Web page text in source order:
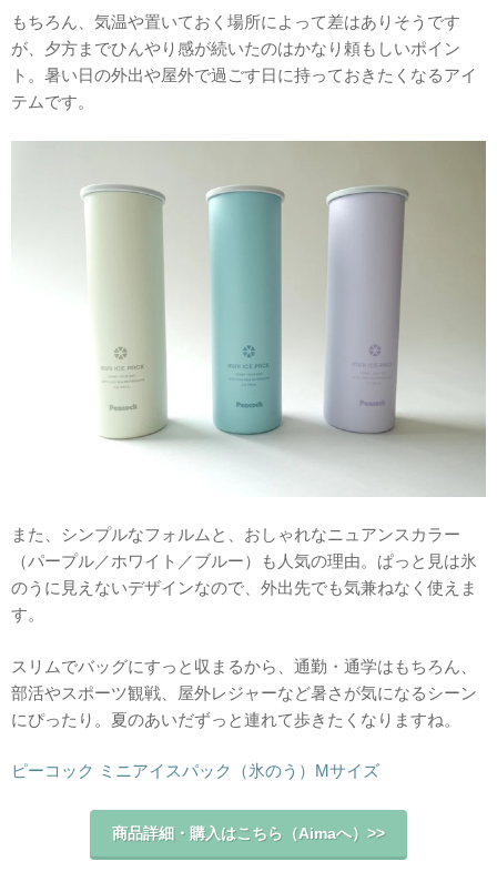
もちろん、気温や置いておく場所によって差はありそうです
が、夕方までひんやり感が続いたのはかなり頼もしいポイン
ト。暑い日の外出や屋外で過ごす日に持っておきたくなるアイ
テムです。
また、シンプルなフォルムと、おしゃれなニュアンスカラー
（パープル／ホワイト／ブルー）も人気の理由。ぱっと見は氷
のうに見えないデザインなので、外出先でも気兼ねなく使えま
す。
スリムでバッグにすっと収まるから、通勤・通学はもちろん、
部活やスポーツ観戦、屋外レジャーなど暑さが気になるシーン
にぴったり。夏のあいだずっと連れて歩きたくなりますね。
ピーコック ミニアイスパック（氷のう）Mサイズ
商品詳細・購入はこちら（Aimaへ）>>